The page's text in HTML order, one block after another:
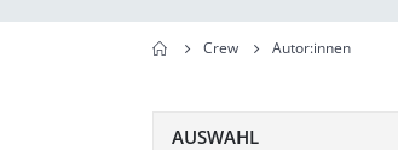
Crew Autor:innen
AUSWAHL